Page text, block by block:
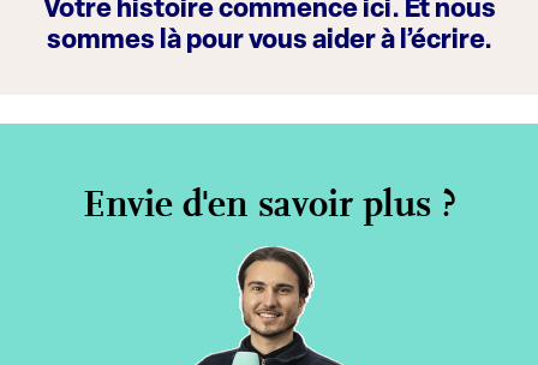
Votre histoire commence ici. Et nous
sommes là pour vous aider à l’écrire.
Envie d'en savoir plus ?